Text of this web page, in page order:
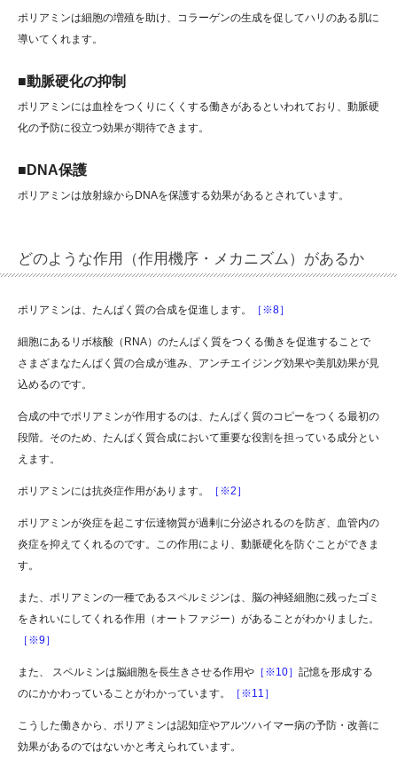
ポリアミンは細胞の増殖を助け、コラーゲンの生成を促してハリのある肌に
導いてくれます。
■動脈硬化の抑制
ポリアミンには血栓をつくりにくくする働きがあるといわれており、動脈硬
化の予防に役立つ効果が期待できます。
■DNA保護
ポリアミンは放射線からDNAを保護する効果があるとされています。
どのような作用（作用機序・メカニズム）があるか
ポリアミンは、たんぱく質の合成を促進します。 ［※8］
細胞にあるリボ核酸（RNA）のたんぱく質をつくる働きを促進することで
さまざまなたんぱく質の合成が進み、アンチエイジング効果や美肌効果が見
込めるのです。
合成の中でポリアミンが作用するのは、たんぱく質のコピーをつくる最初の
段階。そのため、たんぱく質合成において重要な役割を担っている成分とい
えます。
ポリアミンには抗炎症作用があります。 ［※2］
ポリアミンが炎症を起こす伝達物質が過剰に分泌されるのを防ぎ、血管内の
炎症を抑えてくれるのです。この作用により、動脈硬化を防ぐことができま
す。
また、ポリアミンの一種であるスペルミジンは、脳の神経細胞に残ったゴミ
をきれいにしてくれる作用（オートファジー）があることがわかりました。
［※9］
また、 スペルミンは脳細胞を長生きさせる作用や ［※10］ 記憶を形成する
のにかかわっていることがわかっています。
［※11］
こうした働きから、ポリアミンは認知症やアルツハイマー病の予防・改善に
効果があるのではないかと考えられています。